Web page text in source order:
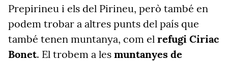
Prepirineu i els del Pirineu, però també en
podem trobar a altres punts del país que
també tenen muntanya, com el refugi Ciriac
Bonet. El trobem a les muntanyes de